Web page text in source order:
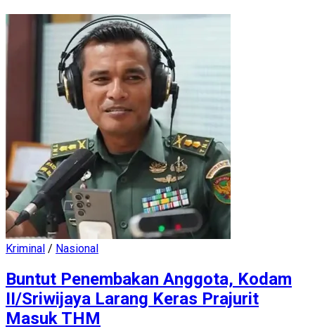
Kriminal / Nasional
Buntut Penembakan Anggota, Kodam
II/Sriwijaya Larang Keras Prajurit
Masuk THM